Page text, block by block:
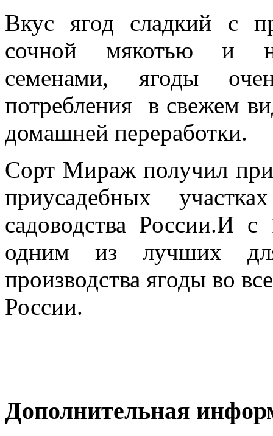
Вкус ягод сладкий с
сочной мякотью и
семенами, ягоды
потребления в свежем
домашней переработки.
Сорт Мираж получил
приусадебных
садоводства России.И с
одним из лучших
производства ягодыво
России.
Дополнительная